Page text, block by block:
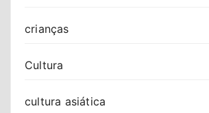
crianças
Cultura
cultura asiática